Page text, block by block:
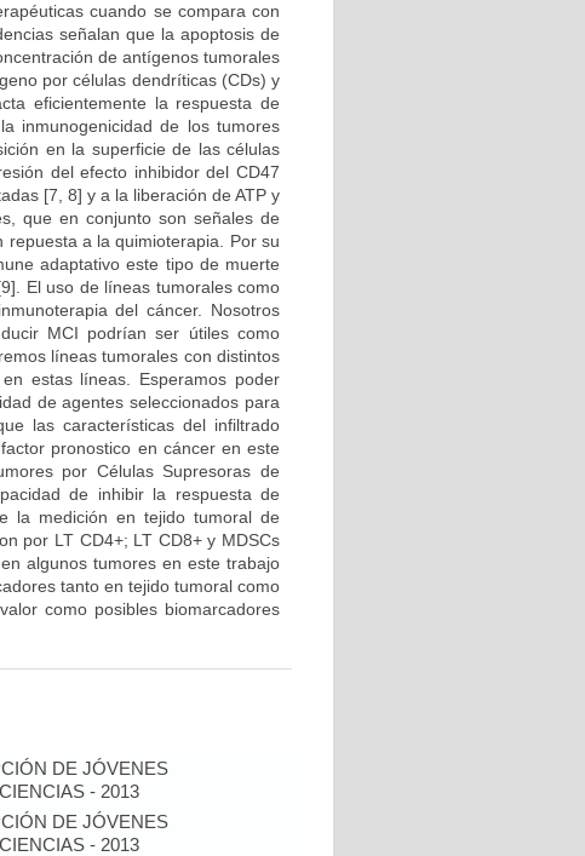
cuando se compara con
señalan que la apoptosis de
de antígenos tumorales
por células dendríticas (CDs) y
eficientemente la respuesta de
inmunogenicidad de los tumores
en la superficie de las células
del efecto inhibidor del CD47
[7, 8] y a la liberación de ATP y
que en conjunto son señales de
a la quimioterapia. Por su
adaptativo este tipo de muerte
El uso de líneas tumorales como
del cáncer. Nosotros
MCI podrían ser útiles como
líneas tumorales con distintos
estas líneas. Esperamos poder
de agentes seleccionados para
las características del infiltrado
pronostico en cáncer en este
por Células Supresoras de
de inhibir la respuesta de
la medición en tejido tumoral de
por LT CD4+; LT CD8+ y MDSCs
algunos tumores en este trabajo
tanto en tejido tumoral como
como posibles biomarcadores
DE JÓVENES
- 2013
DE JÓVENES
- 2013